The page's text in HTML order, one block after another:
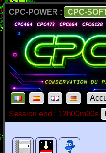
CPC-POWER : CPC-
Session end : 12h00m00s